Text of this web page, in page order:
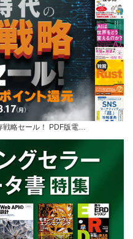
戦略セール！ PDF版電…